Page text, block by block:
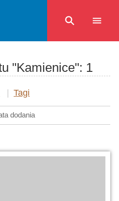
"Kamienice": 1
Tagi
dodania